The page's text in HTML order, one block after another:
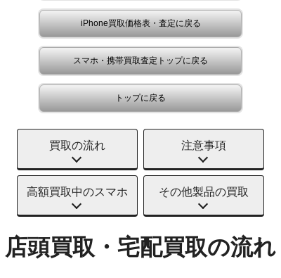
iPhone買取価格表・査定に戻る
スマホ・携帯買取査定トップに戻る
トップに戻る
買取の流れ 注意事項
高額買取中のスマホ その他製品の買取
店頭買取・宅配買取の流れ